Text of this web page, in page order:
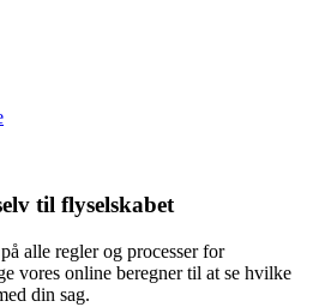
til flyselskabet
alle regler og processer for
vores online beregner til at se hvilke
din sag.